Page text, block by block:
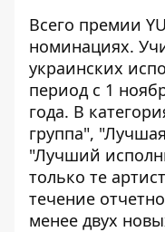
Всего премии
номинациях.
украинских
период с 1
года. В
группа",
"Лучший
только те
течение
менее двух